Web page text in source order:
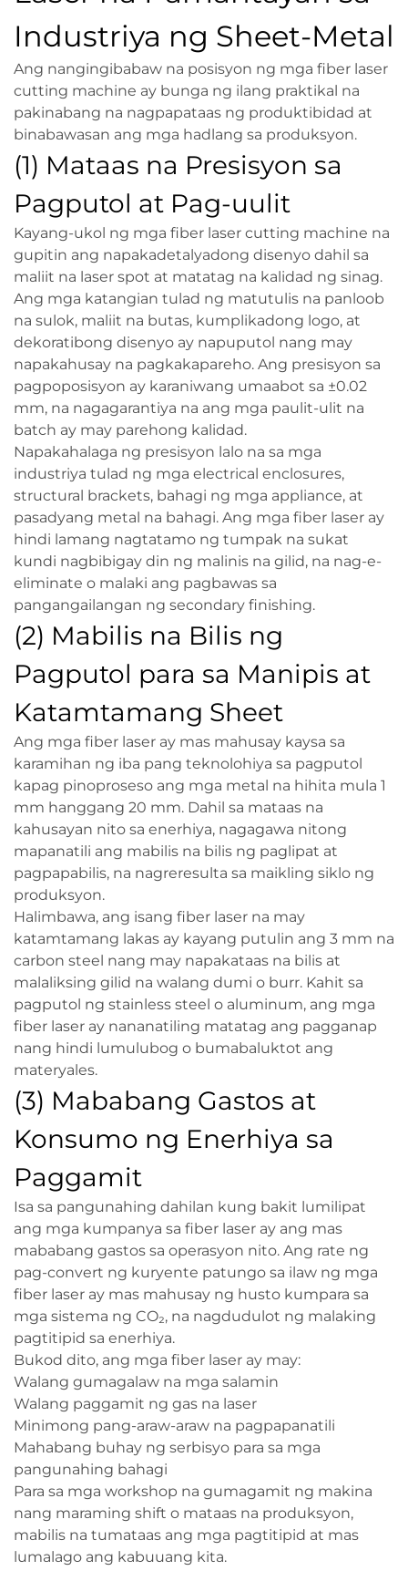
Industriya ng Sheet-Metal
Ang nangingibabaw na posisyon ng mga fiber laser
cutting machine ay bunga ng ilang praktikal na
pakinabang na nagpapataas ng produktibidad at
binabawasan ang mga hadlang sa produksyon.
(1) Mataas na Presisyon sa
Pagputol at Pag-uulit
Kayang-ukol ng mga fiber laser cutting machine na
gupitin ang napakadetalyadong disenyo dahil sa
maliit na laser spot at matatag na kalidad ng sinag.
Ang mga katangian tulad ng matutulis na panloob
na sulok, maliit na butas, kumplikadong logo, at
dekoratibong disenyo ay napuputol nang may
napakahusay na pagkakapareho. Ang presisyon sa
pagpoposisyon ay karaniwang umaabot sa ±0.02
mm, na nagagarantiya na ang mga paulit-ulit na
batch ay may parehong kalidad.
Napakahalaga ng presisyon lalo na sa mga
industriya tulad ng mga electrical enclosures,
structural brackets, bahagi ng mga appliance, at
pasadyang metal na bahagi. Ang mga fiber laser ay
hindi lamang nagtatamo ng tumpak na sukat
kundi nagbibigay din ng malinis na gilid, na nag-e-
eliminate o malaki ang pagbawas sa
pangangailangan ng secondary finishing.
(2) Mabilis na Bilis ng
Pagputol para sa Manipis at
Katamtamang Sheet
Ang mga fiber laser ay mas mahusay kaysa sa
karamihan ng iba pang teknolohiya sa pagputol
kapag pinoproseso ang mga metal na hihita mula 1
mm hanggang 20 mm. Dahil sa mataas na
kahusayan nito sa enerhiya, nagagawa nitong
mapanatili ang mabilis na bilis ng paglipat at
pagpapabilis, na nagreresulta sa maikling siklo ng
produksyon.
Halimbawa, ang isang fiber laser na may
katamtamang lakas ay kayang putulin ang 3 mm na
carbon steel nang may napakataas na bilis at
malaliksing gilid na walang dumi o burr. Kahit sa
pagputol ng stainless steel o aluminum, ang mga
fiber laser ay nananatiling matatag ang pagganap
nang hindi lumulubog o bumabaluktot ang
materyales.
(3) Mababang Gastos at
Konsumo ng Enerhiya sa
Paggamit
Isa sa pangunahing dahilan kung bakit lumilipat
ang mga kumpanya sa fiber laser ay ang mas
mababang gastos sa operasyon nito. Ang rate ng
pag-convert ng kuryente patungo sa ilaw ng mga
fiber laser ay mas mahusay ng husto kumpara sa
mga sistema ng CO₂, na nagdudulot ng malaking
pagtitipid sa enerhiya.
Bukod dito, ang mga fiber laser ay may:
Walang gumagalaw na mga salamin
Walang paggamit ng gas na laser
Minimong pang-araw-araw na pagpapanatili
Mahabang buhay ng serbisyo para sa mga
pangunahing bahagi
Para sa mga workshop na gumagamit ng makina
nang maraming shift o mataas na produksyon,
mabilis na tumataas ang mga pagtitipid at mas
lumalago ang kabuuang kita.